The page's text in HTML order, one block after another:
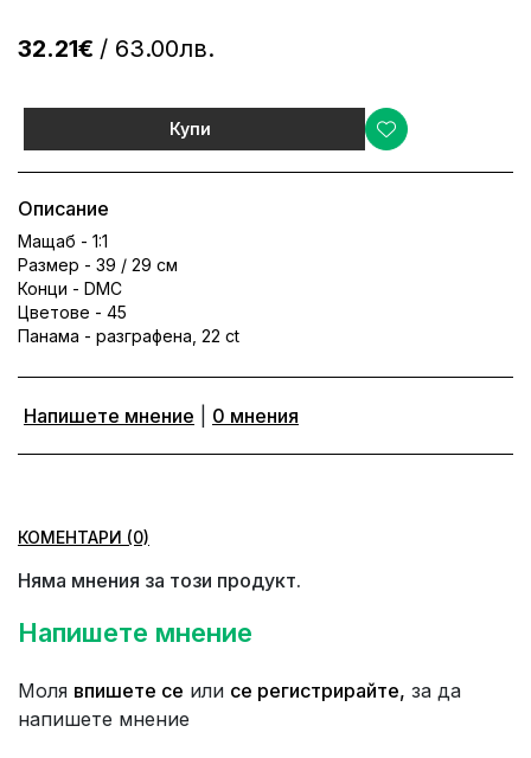
32.21€ / 63.00лв.
Купи
Описание
Мащаб - 1:1
Размер - 39 / 29 см
Конци - DMC
Цветове - 45
Панама - разграфена, 22 ct
Напишете мнение 0 мнения
КОМЕНТАРИ (0)
Няма мнения за този продукт.
Напишете мнение
Моля впишете се или се регистрирайте, за да
напишете мнение